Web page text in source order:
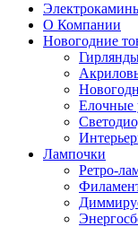
О Компании
Новогодние
Елочные
Лампочки
Ретро-